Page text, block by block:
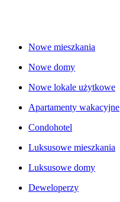
Nowe mieszkania
Nowe domy
Nowe lokale użytkowe
Apartamenty wakacyjne
Condohotel
Luksusowe mieszkania
Luksusowe domy
Deweloperzy